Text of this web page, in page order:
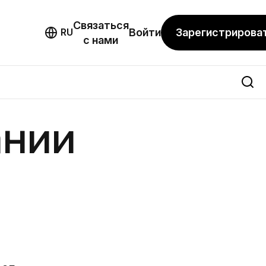
RU
Связаться
с нами
Войти